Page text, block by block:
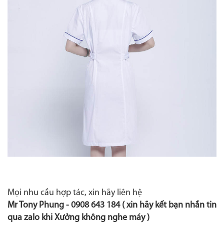
Mọi nhu cầu hợp tác, xin hãy liên hệ
Mr Tony Phung - 0908 643 184( xin hãy kết bạn nhắn tin
qua zalo khi Xưởng không nghe máy )